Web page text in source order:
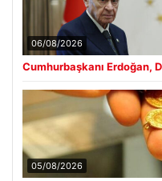
06/08/2026
Cumhurbaşkanı Erdoğan,
05/08/2026